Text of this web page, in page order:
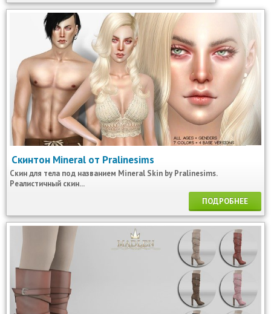
Скинтон Mineral от Pralinesims
Скин для тела под названием Mineral Skin by Pralinesims.
Реалистичный скин...
ПОДРОБНЕЕ